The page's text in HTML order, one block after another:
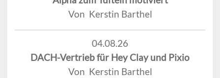
Von Kerstin Barthel
04.08.26
DACH-Vertrieb für Hey Clay und Pixio
Von Kerstin Barthel